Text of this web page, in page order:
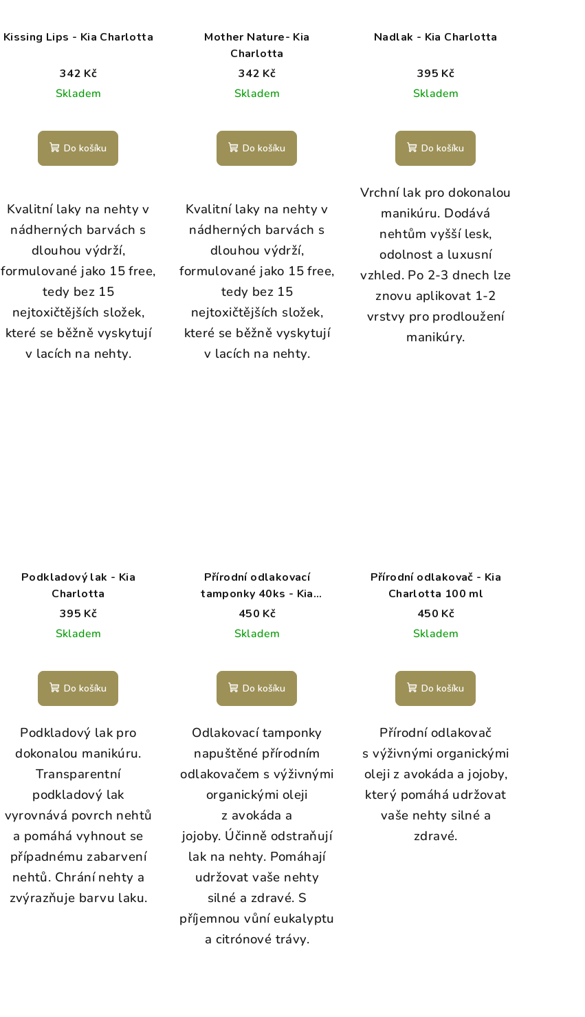
Kissing Lips - Kia Charlotta
342 Kč
Skladem
Do košíku
Kvalitní laky na nehty v
nádherných barvách s
dlouhou výdrží,
formulované jako 15 free,
tedy bez 15
nejtoxičtějších složek,
které se běžně vyskytují
v lacích na nehty.
Mother Nature- Kia
Charlotta
342 Kč
Skladem
Do košíku
Kvalitní laky na nehty v
nádherných barvách s
dlouhou výdrží,
formulované jako 15 free,
tedy bez 15
nejtoxičtějších složek,
které se běžně vyskytují
v lacích na nehty.
Nadlak - Kia Charlotta
395 Kč
Skladem
Do košíku
Vrchní lak pro dokonalou
manikúru. Dodává
nehtům vyšší lesk,
odolnost a luxusní
vzhled. Po 2-3 dnech lze
znovu aplikovat 1-2
vrstvy pro prodloužení
manikúry.
Podkladový lak - Kia
Charlotta
395 Kč
Skladem
Do košíku
Podkladový lak pro
dokonalou manikúru.
Transparentní
podkladový lak
vyrovnává povrch nehtů
a pomáhá vyhnout se
případnému zabarvení
nehtů. Chrání nehty a
zvýrazňuje barvu laku.
Přírodní odlakovací
tamponky 40ks - Kia
Charlotta
450 Kč
Skladem
Do košíku
Odlakovací tamponky
napuštěné přírodním
odlakovačem s výživnými
organickými oleji
z avokáda a
jojoby. Účinně odstraňují
lak na nehty. Pomáhají
udržovat vaše nehty
silné a zdravé. S
příjemnou vůní eukalyptu
a citrónové trávy.
Přírodní odlakovač - Kia
Charlotta 100 ml
450 Kč
Skladem
Do košíku
Přírodní odlakovač
s výživnými organickými
oleji z avokáda a jojoby,
který pomáhá udržovat
vaše nehty silné a
zdravé.